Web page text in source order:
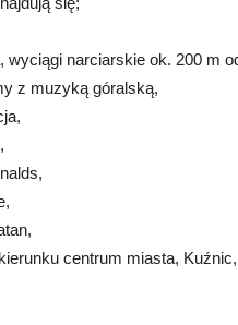
wyciągi narciarskie ok. 200 m
z muzyką góralską,
centrum miasta,